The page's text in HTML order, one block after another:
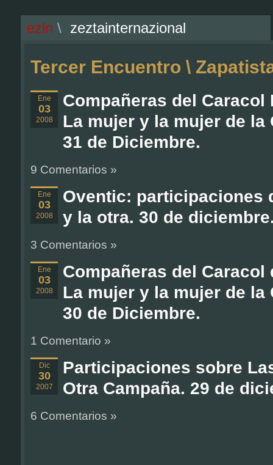
ezln \ zeztainternazional
Tercer Encuentro \
Ene
03
2008
Compañeras del
La mujer y la mujer de la
31 de Diciembre.
9 Comentarios »
Ene
03
2008
Oventic: participaciones
y la otra. 30 de
3 Comentarios »
Ene
03
2008
Compañeras del Caracol
La mujer y la mujer de la
30 de Diciembre.
1 Comentario »
Dic
30
2007
Participaciones sobre
Otra Campaña. 29 de
6 Comentarios »